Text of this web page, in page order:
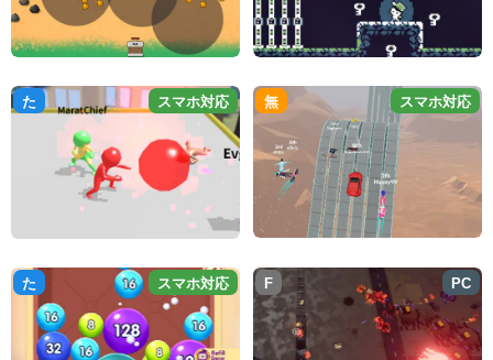
た スマホ対応 無 スマホ対応
た スマホ対応 F PC